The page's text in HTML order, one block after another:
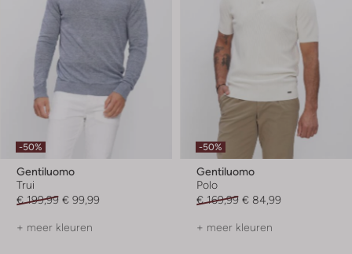
-50%
Gentiluomo
Trui
€ 199,99 € 99,99
+ meer kleuren
-50%
Gentiluomo
Polo
€ 169,99 € 84,99
+ meer kleuren